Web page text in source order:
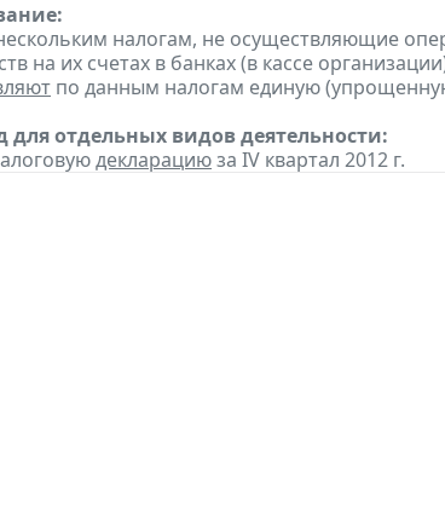
налогам, не осуществляющие
на их счетах в банках (в кассе
по данным налогам единую
отдельных видов деятельности:
декларациюза IV квартал 2012 г.